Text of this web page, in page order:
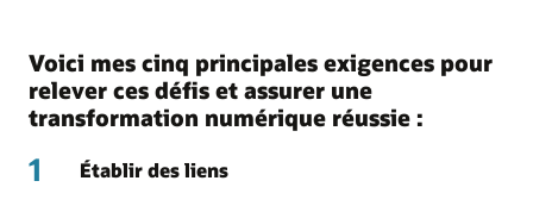
Voici mes cinq principales exigences pour
relever ces défis et assurer une
transformation numérique réussie :
1 Établir des liens